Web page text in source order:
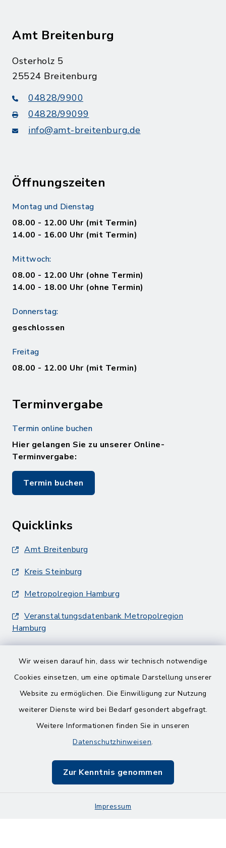
Wir weisen darauf hin, dass wir technisch notwendige
Cookies einsetzen, um eine optimale Darstellung unserer
Website zu ermöglichen. Die Einwilligung zur Nutzung
weiterer Dienste wird bei Bedarf gesondert abgefragt.
Weitere Informationen finden Sie in unseren
Datenschutzhinweisen.
Zur Kenntnis genommen
Impressum
Amt Breitenburg
Osterholz 5
25524 Breitenburg
04828/9900
04828/99099
info@amt-breitenburg.de
Öffnungszeiten
Montag und Dienstag
08.00 - 12.00 Uhr (mit Termin)
14.00 - 16.00 Uhr (mit Termin)
Mittwoch:
08.00 - 12.00 Uhr (ohne Termin)
14.00 - 18.00 Uhr (ohne Termin)
Donnerstag:
geschlossen
Freitag
08.00 - 12.00 Uhr (mit Termin)
Terminvergabe
Termin online buchen
Hier gelangen Sie zu unserer Online-
Terminvergabe:
Termin buchen
Quicklinks
Amt Breitenburg
Kreis Steinburg
Metropolregion Hamburg
Veranstaltungsdatenbank Metropolregion
Hamburg
Barrierefreiheit
Impressum
Sitemap